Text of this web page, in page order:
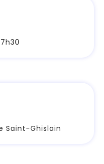
Saint-Ghislain